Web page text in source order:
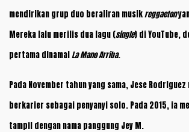
mendirikan grup duo beraliran musikreggaeton
Mereka lalu merilis dua lagu (single) di YouTube,
pertama dinamaiLa Mano Arriba.
Pada November tahun yang sama, Jese Rodriguez
berkarier sebagai penyanyi solo. Pada 2015, ia
tampil dengan nama panggung Jey M.